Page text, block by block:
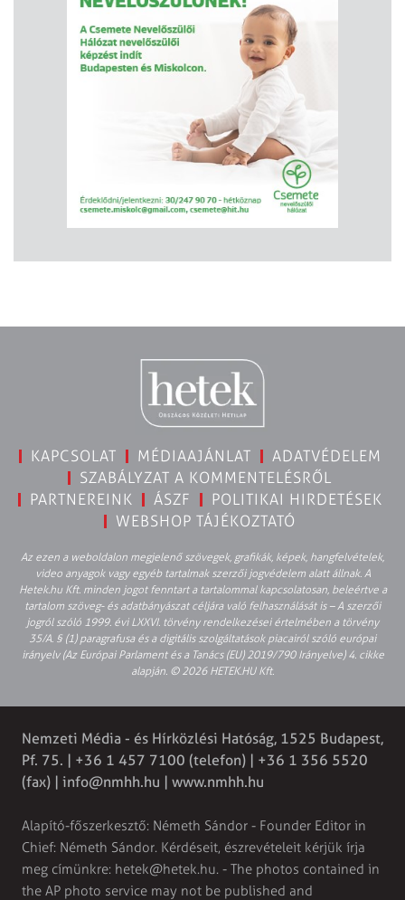
KAPCSOLAT MÉDIAAJÁNLAT
ADATVÉDELEM
SZABÁLYZAT A KOMMENTELÉSRŐL
PARTNEREINK
ÁSZF
POLITIKAI HIRDETÉSEK
WEBSHOP TÁJÉKOZTATÓ
Az ezen a weboldalon megjelenő szövegek, grafikák, képek, hangfelvételek,
video anyagok vagy egyéb tartalmak szerzői jogvédelem alatt állnak. A
Hetek.hu Kft. minden jogot fenntart a tartalommal kapcsolatosan, beleértve a
tartalom szöveg- és adatbányászat céljára való felhasználását is – A szerzői
jogról szóló 1999. évi LXXVI. törvény rendelkezései értelmében a törvény
35/A. § (1) paragrafusa és a digitális szolgáltatások piacairól szóló európai
irányelv (Az Európai Parlament és a Tanács (EU) 2019/790 Irányelve) 4. cikke
alapján. © 2026 HETEK.HU Kft.
Nemzeti Média - és Hírközlési Hatóság, 1525 Budapest,
Pf. 75. | +36 1 457 7100 (telefon) | +36 1 356 5520
(fax) | info@nmhh.hu | www.nmhh.hu
Alapító-főszerkesztő: Németh Sándor - Founder Editor in
Chief: Németh Sándor. Kérdéseit, észrevételeit kérjük írja
meg címünkre: hetek@hetek.hu. - The photos contained in
the AP photo service may not be published and